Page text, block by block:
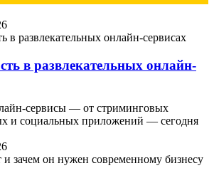
в развлекательных онлайн-
сервисы — от стриминговых
и социальных приложений — сегодня